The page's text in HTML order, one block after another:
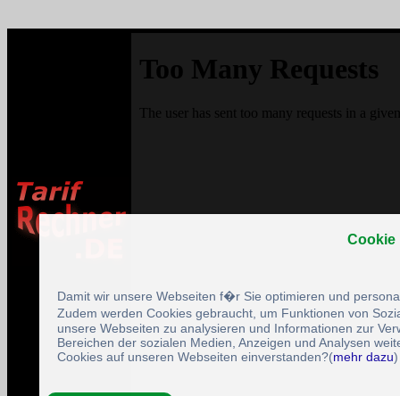
Cookie
Damit wir unsere Webseiten f�r Sie optimieren und
Zudem werden Cookies gebraucht, um Funktionen von
unsere Webseiten zu analysieren und Informationen zur
Bereichen der sozialen Medien, Anzeigen und Analysen
Cookies auf unseren Webseiten einverstanden?(mehr dazu)